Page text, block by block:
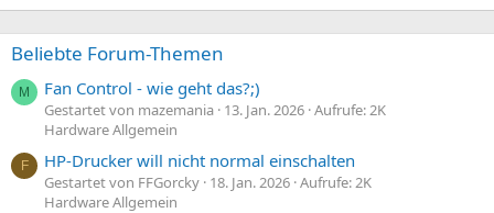
Beliebte Forum-Themen
M Fan Control - wie geht das?;)
Gestartet von mazemania 13. Jan. 2026 Aufrufe: 2K
Hardware Allgemein
F HP-Drucker will nicht normal einschalten
Gestartet von FFGorcky 18. Jan. 2026 Aufrufe: 2K
Hardware Allgemein